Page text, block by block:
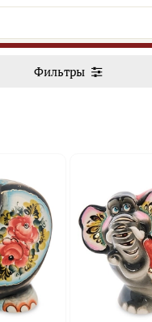
Фильтры